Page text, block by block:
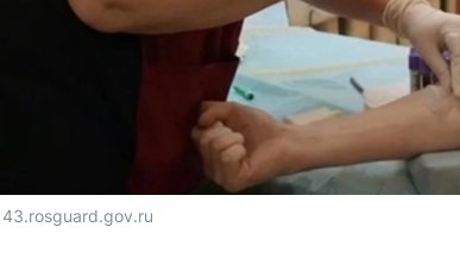
43.rosguard.gov.ru